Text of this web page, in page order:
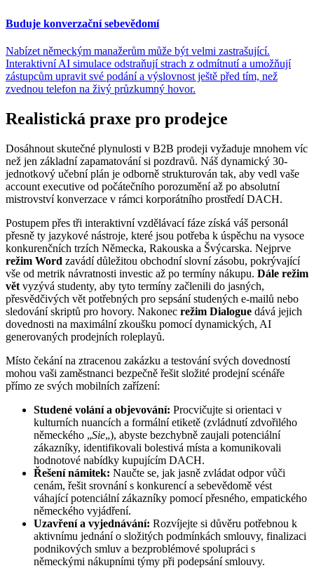
Buduje konverzační sebevědomí
Nabízet německým manažerům může být velmi zastrašující.
Interaktivní AI simulace odstraňují strach z odmítnutí a umožňují
zástupcům upravit své podání a výslovnost ještě před tím, než
zvednou telefon na živý průzkumný hovor.
Realistická praxe pro prodejce
Dosáhnout skutečné plynulosti v B2B prodeji vyžaduje mnohem víc
než jen základní zapamatování si pozdravů. Náš dynamický 30-
jednotkový učební plán je odborně strukturován tak, aby vedl vaše
account executive od počátečního porozumění až po absolutní
mistrovství konverzace v rámci korporátního prostředí DACH.
Postupem přes tři interaktivní vzdělávací fáze získá váš personál
přesně ty jazykové nástroje, které jsou potřeba k úspěchu na vysoce
konkurenčních trzích Německa, Rakouska a Švýcarska. Nejprve
režim Word zavádí důležitou obchodní slovní zásobu, pokrývající
vše od metrik návratnosti investic až po termíny nákupu. Dále režim
vět vyzývá studenty, aby tyto termíny začlenili do jasných,
přesvědčivých vět potřebných pro sepsání studených e-mailů nebo
sledování skriptů pro hovory. Nakonec režim Dialogue dává jejich
dovednosti na maximální zkoušku pomocí dynamických, AI
generovaných prodejních roleplayů.
Místo čekání na ztracenou zakázku a testování svých dovedností
mohou vaši zaměstnanci bezpečně řešit složité prodejní scénáře
přímo ze svých mobilních zařízení:
Studené volání a objevování: Procvičujte si orientaci v
kulturních nuancích a formální etiketě (zvládnutí zdvořilého
německého „Sie„), abyste bezchybně zaujali potenciální
zákazníky, identifikovali bolestivá místa a komunikovali
hodnotové nabídky kupujícím DACH.
Řešení námitek: Naučte se, jak jasně zvládat odpor vůči
cenám, řešit srovnání s konkurencí a sebevědomě vést
váhající potenciální zákazníky pomocí přesného, empatického
německého vyjádření.
Uzavření a vyjednávání: Rozvíjejte si důvěru potřebnou k
aktivnímu jednání o složitých podmínkách smlouvy, finalizaci
podnikových smluv a bezproblémové spolupráci s
německými nákupními týmy při podepsání smlouvy.